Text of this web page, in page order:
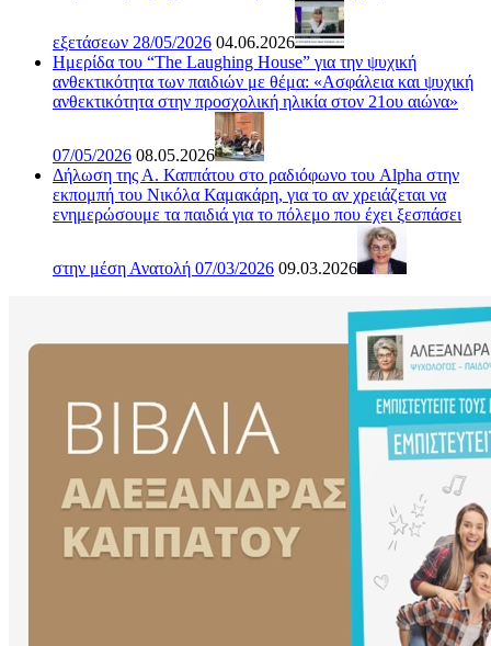
εξετάσεων 28/05/2026 04.06.2026
Ημερίδα του “The Laughing House” για την ψυχική
ανθεκτικότητα των παιδιών με θέμα: «Ασφάλεια και ψυχική
ανθεκτικότητα στην προσχολική ηλικία στον 21ου αιώνα»
07/05/2026 08.05.2026
Δήλωση της Α. Καππάτου στο ραδιόφωνο του Alpha στην
εκπομπή του Νικόλα Καμακάρη, για το αν χρειάζεται να
ενημερώσουμε τα παιδιά για το πόλεμο που έχει ξεσπάσει
στην μέση Ανατολή 07/03/2026 09.03.2026